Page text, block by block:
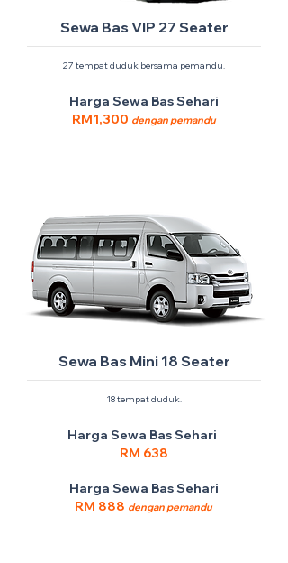
Sewa Bas VIP 27 Seater
27 tempat duduk bersama pemandu.
Harga Sewa Bas Sehari
RM1,300 dengan pemandu
Sewa Bas Mini 18 Seater
18 tempat duduk.
Harga Sewa Bas Sehari
RM 638
Harga Sewa Bas Sehari
RM 888 dengan pemandu